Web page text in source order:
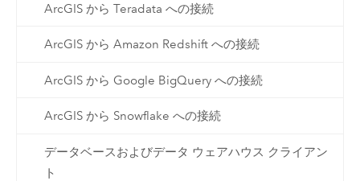
ArcGIS から Teradata への接続
ArcGIS から Amazon Redshift への接続
ArcGIS から Google BigQuery への接続
ArcGIS から Snowflake への接続
データベースおよびデータ ウェアハウス クライアン
ト